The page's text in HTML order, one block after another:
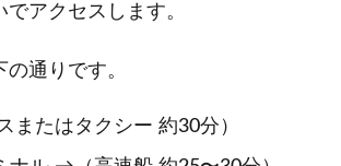
アクセスします。
通りです。
たはタクシー 約30分）